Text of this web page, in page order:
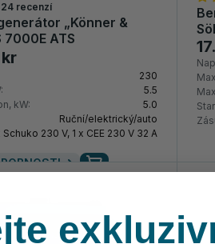
24 recenzí
„Könner &
7000E ATS
230
5.5
kW:
5.0
Ruční/elektrický/auto
Schuko 230 V, 1 x CEE 230 V 32 A